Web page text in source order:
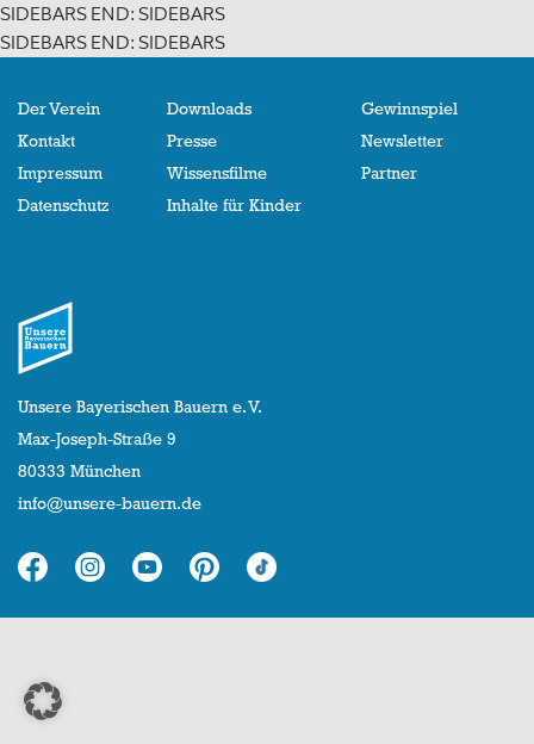
SIDEBARS END: SIDEBARS
SIDEBARS END: SIDEBARS
Der Verein
Kontakt
Impressum
Datenschutz
Downloads
Presse
Wissensfilme
Inhalte für Kinder
Gewinnspiel
Newsletter
Partner
Unsere Bayerischen Bauern e. V.
Max-Joseph-Straße 9
80333 München
info@unsere-bauern.de